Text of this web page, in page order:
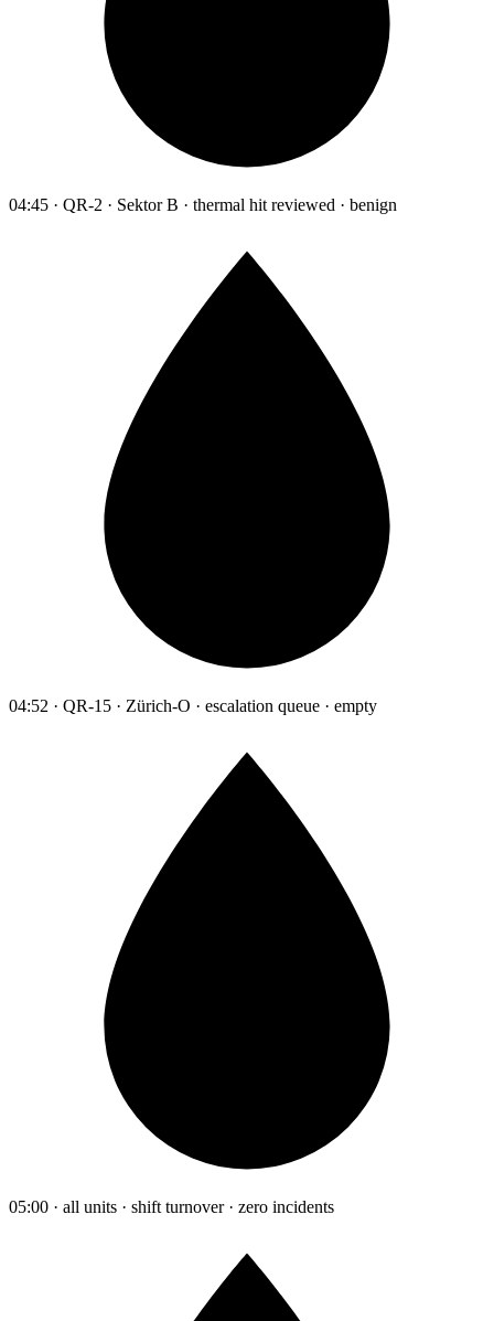
04:45 · QR-2 · Sektor B · thermal hit reviewed · benign
04:52 · QR-15 · Zürich-O · escalation queue · empty
05:00 · all units · shift turnover · zero incidents